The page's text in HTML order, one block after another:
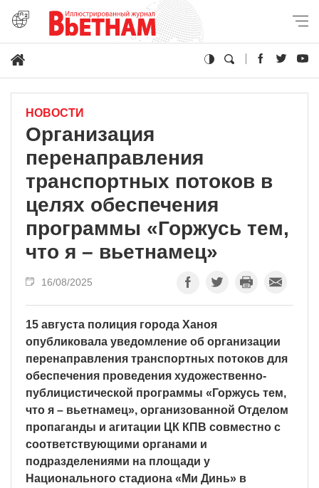
НОВОСТИ
Организация
перенаправления
транспортных потоков в
целях обеспечения
программы «Горжусь тем,
что я – вьетнамец»
16/08/2025
15 августа полиция города Ханоя
опубликовала уведомление об организации
перенаправления транспортных потоков для
обеспечения проведения художественно-
публицистической программы «Горжусь тем,
что я – вьетнамец», организованной Отделом
пропаганды и агитации ЦК КПВ совместно с
соответствующими органами и
подразделениями на площади у
Национального стадиона «Ми Динь» в